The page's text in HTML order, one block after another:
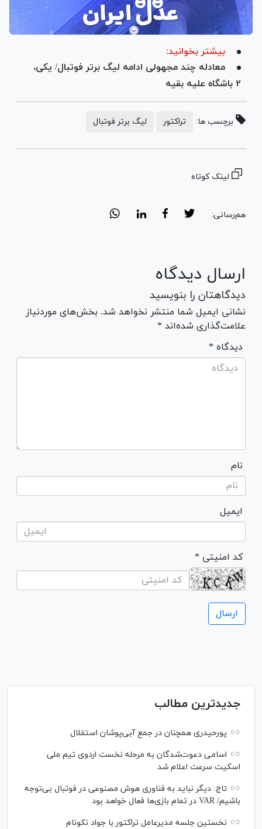
بیشتر بخوانید:
معادله چند مجهولی ادامه لیگ برتر فوتبال/ یکی،
۲ باشگاه علیه بقیه
برچسب ها: تراکتور لیگ برتر فوتبال
لینک کوتاه
هم‌رسانی:
ارسال دیدگاه
دیدگاهتان را بنویسید
نشانی ایمیل شما منتشر نخواهد شد. بخش‌های موردنیاز
علامت‌گذاری شده‌اند *
* دیدگاه
نام
ایمیل
* کد امنیتی
جدیدترین مطالب
پورحیدری همچنان در جمع آبی‌پوشان استقلال
اسامی دعوت‌شدگان به مرحله نخست اردوی تیم ملی
اسکیت سرعت اعلام شد
تاج: دیگر نباید به فناوری هوش مصنوعی در فوتبال بی‌توجه
باشیم/ VAR در تمام بازی‌ها فعال خواهد بود
نخستین جلسه مدیرعامل تراکتور با جواد نکونام